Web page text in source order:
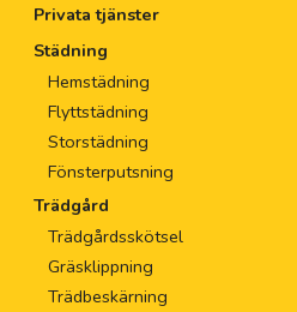
Privata tjänster
Städning
Hemstädning
Flyttstädning
Storstädning
Fönsterputsning
Trädgård
Trädgårdsskötsel
Gräsklippning
Trädbeskärning